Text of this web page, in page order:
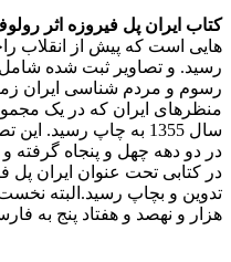
کتاب ایران پل فیروزه اثر
هایی است که پیش از انقلاب
رسید. و تصاویر ثبت شده شامل
رسوم و مردم شناسی ایران
منظرهای ایران که در یک
سال 1355 به چاپ
در دو دهه چهل و پنجاه گرفته
در کتابی تحت عنوان ایران پل
تدوین و بچاپ رسید.البته
هزار و نهصد و هفتاد پنج به